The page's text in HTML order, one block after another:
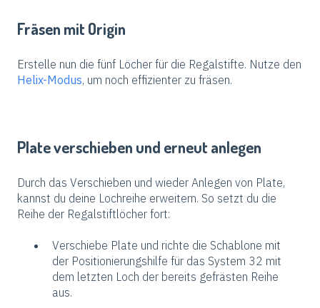
Fräsen mit Origin
Erstelle nun die fünf Löcher für die Regalstifte. Nutze den
Helix-Modus, um noch effizienter zu fräsen.
Plate verschieben und erneut anlegen
Durch das Verschieben und wieder Anlegen von Plate,
kannst du deine Lochreihe erweitern. So setzt du die
Reihe der Regalstiftlöcher fort:
Verschiebe Plate und richte die Schablone mit
der Positionierungshilfe für das System 32 mit
dem letzten Loch der bereits gefrästen Reihe
aus.